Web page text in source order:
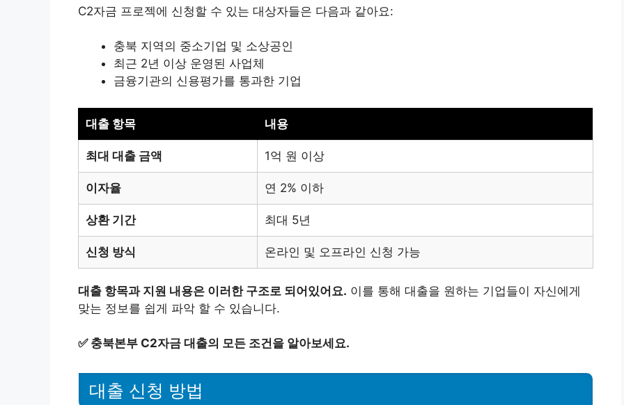
C2자금 프로젝에 신청할 수 있는 대상자들은 다음과 같아요:
충북 지역의 중소기업 및 소상공인
최근 2년 이상 운영된 사업체
금융기관의 신용평가를 통과한 기업
대출 항목 내용
최대 대출 금액 1억 원 이상
이자율 연 2% 이하
상환 기간 최대 5년
신청 방식 온라인 및 오프라인 신청 가능
대출 항목과 지원 내용은 이러한 구조로 되어있어요. 이를 통해 대출을 원하는 기업들이 자신에게
맞는 정보를 쉽게 파악 할 수 있습니다.
✅ 충북본부 C2자금 대출의 모든 조건을 알아보세요.
대출 신청 방법